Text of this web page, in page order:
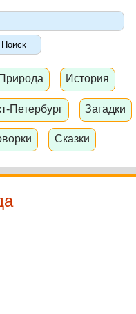
История
Петербург Загадки
Сказки